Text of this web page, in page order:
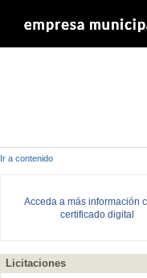
Ir a contenido
Acceda a más información
certificado digital
Licitaciones